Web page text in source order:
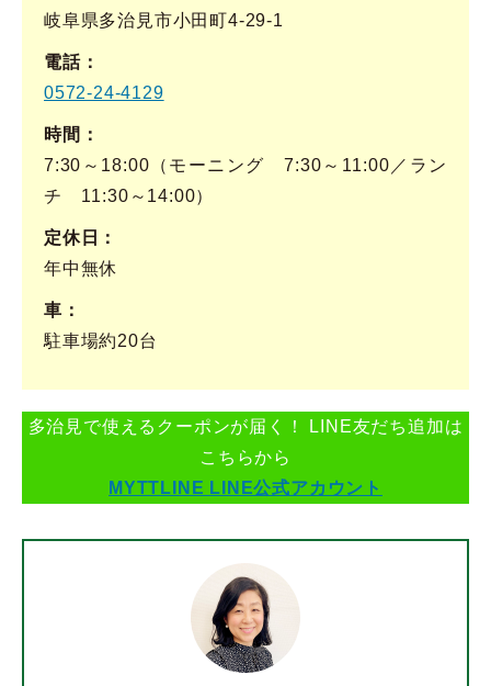
岐阜県多治見市小田町4-29-1
電話
0572-24-4129
時間
7:30～18:00（モーニング 7:30～11:00／ラン
チ 11:30～14:00）
定休日
年中無休
車
駐車場約20台
多治見で使えるクーポンが届く！ LINE友だち追加は
こちらから
MYTTLINE LINE公式アカウント